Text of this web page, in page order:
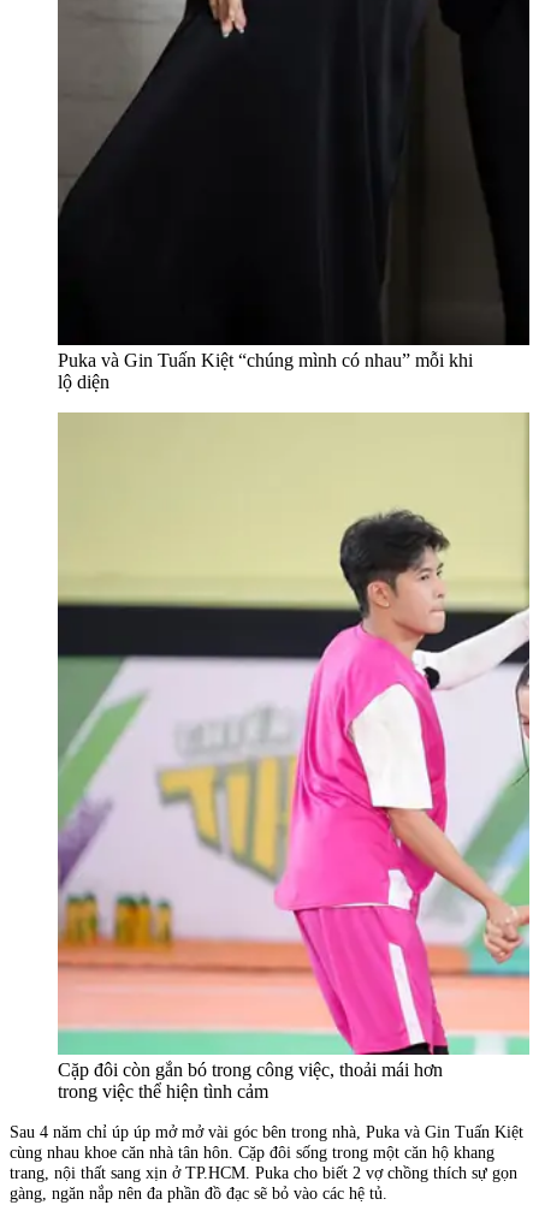
Puka và Gin Tuấn Kiệt “chúng mình có nhau” mỗi khi
lộ diện
Cặp đôi còn gắn bó trong công việc, thoải mái hơn
trong việc thể hiện tình cảm
Sau 4 năm chỉ úp úp mở mở vài góc bên trong nhà, Puka và Gin Tuấn Kiệt
cùng nhau khoe căn nhà tân hôn. Cặp đôi sống trong một căn hộ khang
trang, nội thất sang xịn ở TP.HCM. Puka cho biết 2 vợ chồng thích sự gọn
gàng, ngăn nắp nên đa phần đồ đạc sẽ bỏ vào các hệ tủ.